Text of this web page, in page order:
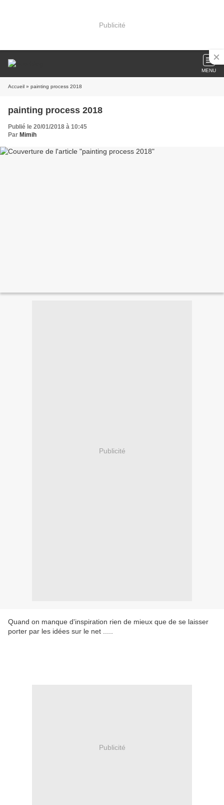
Publicité
MENU
Accueil » painting process 2018
painting process 2018
Publié le 20/01/2018 à 10:45
Par Mimih
Publicité
Quand on manque d'inspiration rien de mieux que de se laisser
porter par les idées sur le net .....
Publicité